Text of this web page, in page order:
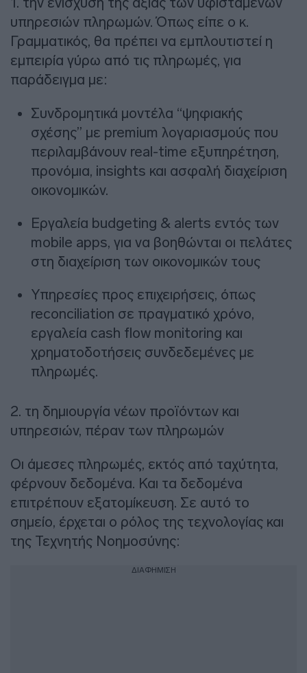
υπηρεσιών πληρωμών. Όπως είπε ο κ.
Γραμματικός, θα πρέπει να εμπλουτιστεί η
εμπειρία γύρω από τις πληρωμές, για
παράδειγμα με:
Συνδρομητικά μοντέλα “ψηφιακής
σχέσης” με premium λογαριασμούς που
περιλαμβάνουν real-time εξυπηρέτηση,
προνόμια, insights και ασφαλή διαχείριση
οικονομικών.
Εργαλεία budgeting & alerts εντός των
mobile apps, για να βοηθώνται οι πελάτες
στη διαχείριση των οικονομικών τους
Υπηρεσίες προς επιχειρήσεις, όπως
reconciliation σε πραγματικό χρόνο,
εργαλεία cash flow monitoring και
χρηματοδοτήσεις συνδεδεμένες με
πληρωμές.
2. τη δημιουργία νέων προϊόντων και
υπηρεσιών, πέραν των πληρωμών
Οι άμεσες πληρωμές, εκτός από ταχύτητα,
φέρνουν δεδομένα. Και τα δεδομένα
επιτρέπουν εξατομίκευση. Σε αυτό το
σημείο, έρχεται ο ρόλος της τεχνολογίας και
της Τεχνητής Νοημοσύνης:
ΔΙΑΦΗΜΙΣΗ